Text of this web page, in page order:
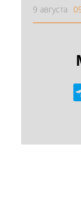
9 августа